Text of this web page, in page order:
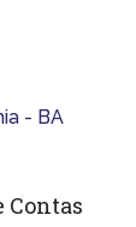
- BA
Contas